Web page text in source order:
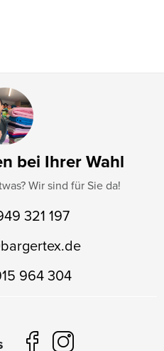
bei Ihrer Wahl
Wir sind für Sie da!
321 197
bargertex.de
964 304